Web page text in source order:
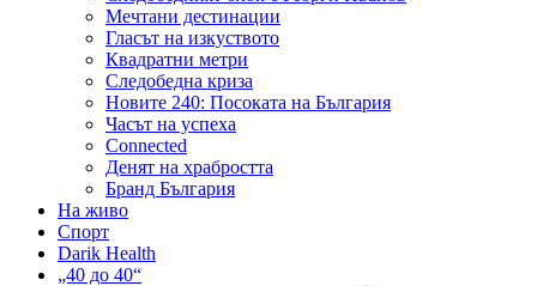
Мечтани дестинации
Гласът на изкуството
Квадратни метри
Следобедна криза
Новите 240: Посоката на България
Часът на успеха
Connected
Денят на храбростта
Бранд България
На живо
Спорт
Darik Health
„40 до 40“